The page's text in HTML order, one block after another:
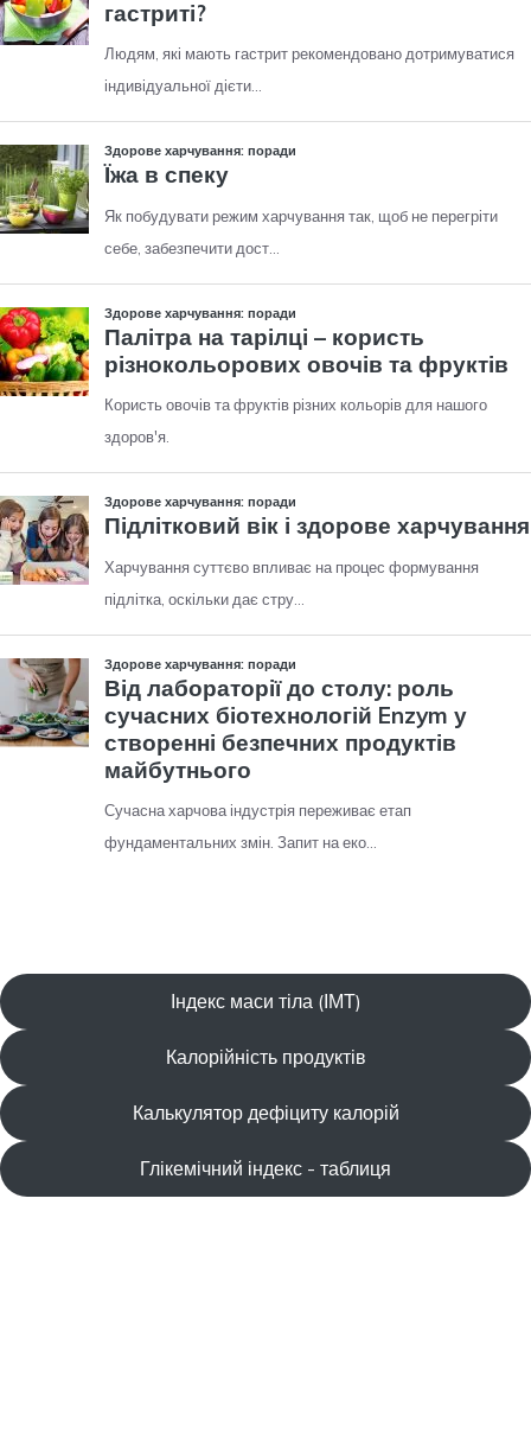
Індекс маси тіла (ІМТ)
Калорійність продуктів
Калькулятор дефіциту калорій
Глікемічний індекс - таблиця